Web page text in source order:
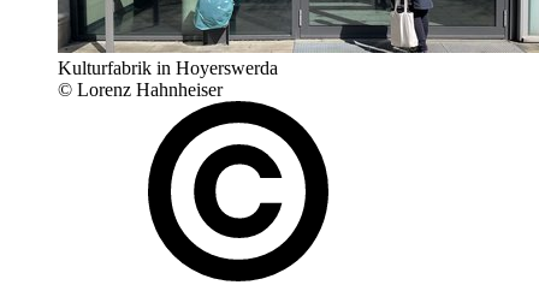
Kulturfabrik in Hoyerswerda
© Lorenz Hahnheiser